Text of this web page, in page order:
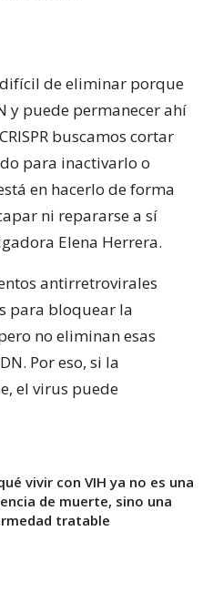
difícil de eliminar porque
y puede permanecer ahí
buscamos cortar
para inactivarlo o
en hacerlo de forma
ni repararse a sí
Elena Herrera.
antirretrovirales
para bloquear la
no eliminan esas
Por eso, si la
el virus puede
vivir con VIH ya no es una
de muerte, sino una
tratable